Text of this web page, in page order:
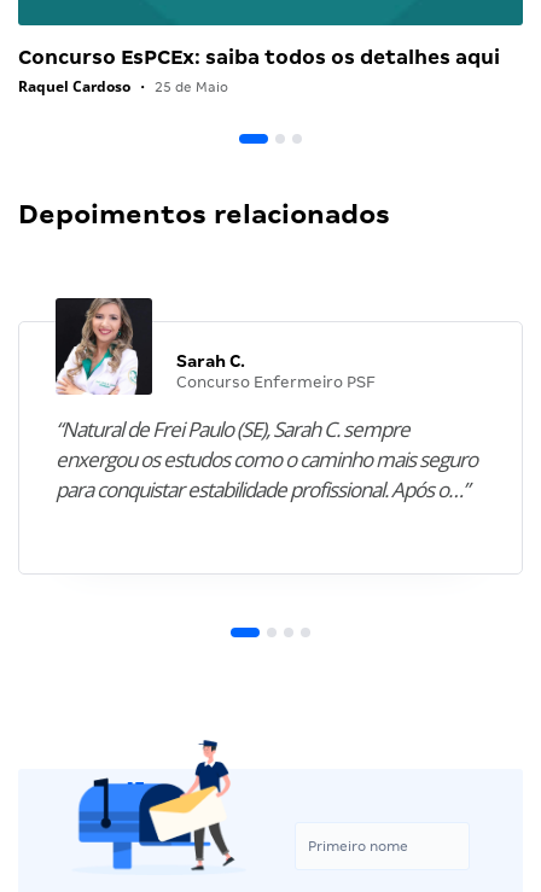
Concurso EsPCEx: saiba todos os detalhes aqui
Raquel Cardoso • 25 de Maio
Depoimentos relacionados
Sarah C.
Concurso Enfermeiro PSF
“Natural de Frei Paulo (SE), Sarah C. sempre
enxergou os estudos como o caminho mais seguro
para conquistar estabilidade profissional. Após o…”